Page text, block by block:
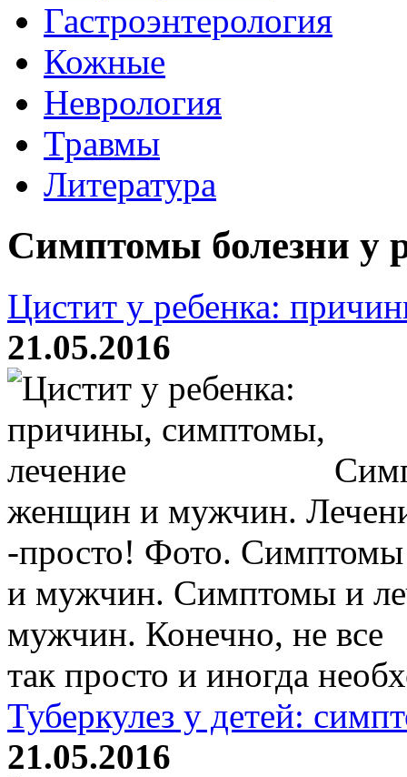
Гастроэнтерология
Кожные
Неврология
Травмы
Литература
Симптомы болезни у
Цистит у ребенка:
21.05.2016
женщин и мужчин.
-просто! Фото.
и мужчин. Симптомы и
мужчин. Конечно, не все
так просто и иногда
Туберкулез у детей:
21.05.2016